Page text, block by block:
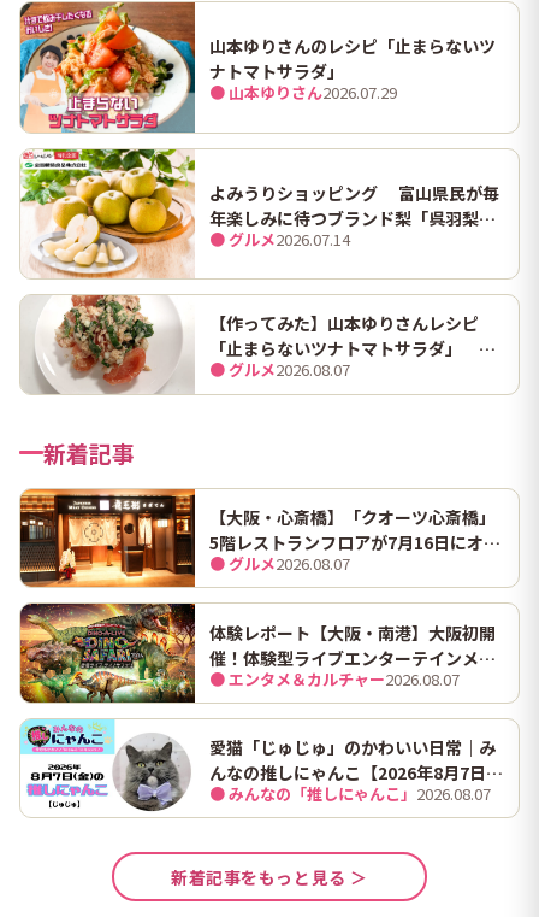
山本ゆりさんのレシピ「止まらないツ
ナトマトサラダ」
● 山本ゆりさん2026.07.29
よみうりショッピング 富山県民が毎
年楽しみに待つブランド梨「呉羽梨
（幸水）」限定100箱を特別販売！
● グルメ2026.07.14
【作ってみた】山本ゆりさんレシピ
「止まらないツナトマトサラダ」 ホ
ンマにうますぎて止まらん
● グルメ2026.08.07
新着記事
【大阪・心斎橋】「クオーツ心斎橋」
5階レストランフロアが7月16日にオー
プン！ 全国初・関西初出店を含む多彩
な9店舗
● グルメ2026.08.07
体験レポート【大阪・南港】大阪初開
催！体験型ライブエンターテインメン
ト「DINO SAFARI（ディノ サファリ）
2026」で、大迫力の恐竜の世界を体験
● エンタメ＆カルチャー2026.08.07
愛猫「じゅじゅ」のかわいい日常｜み
んなの推しにゃんこ【2026年8月7日
（金）】
● みんなの「推しにゃんこ」 2026.08.07
新着記事をもっと見る ＞